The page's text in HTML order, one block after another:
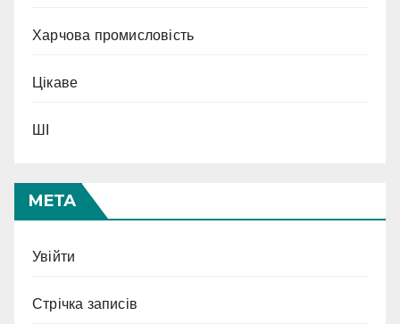
Харчова промисловість
Цікаве
ШІ
МЕТА
Увійти
Стрічка записів